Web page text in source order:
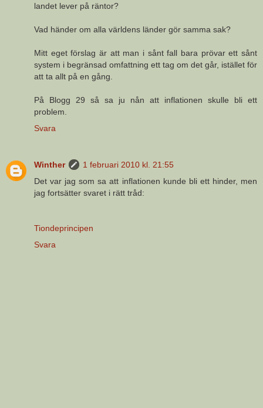
landet lever på räntor?
Vad händer om alla världens länder gör samma sak?
Mitt eget förslag är att man i sånt fall bara prövar ett sånt
system i begränsad omfattning ett tag om det går, istället för
att ta allt på en gång.
På Blogg 29 så sa ju nån att inflationen skulle bli ett
problem.
Svara
Winther
1 februari 2010 kl. 21:55
Det var jag som sa att inflationen kunde bli ett hinder, men
jag fortsätter svaret i rätt tråd:
Tiondeprincipen
Svara